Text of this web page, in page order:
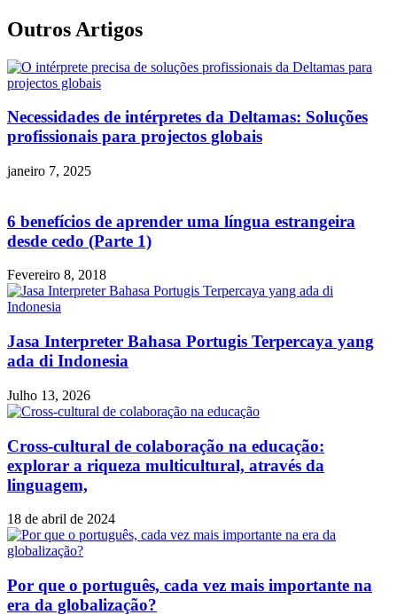
Outros Artigos
Necessidades de intérpretes da Deltamas: Soluções
profissionais para projectos globais
janeiro 7, 2025
6 benefícios de aprender uma língua estrangeira
desde cedo (Parte 1)
Fevereiro 8, 2018
Jasa Interpreter Bahasa Portugis Terpercaya yang
ada di Indonesia
Julho 13, 2026
Cross-cultural de colaboração na educação:
explorar a riqueza multicultural, através da
linguagem,
18 de abril de 2024
Por que o português, cada vez mais importante na
era da globalização?